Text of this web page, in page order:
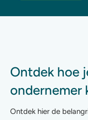
Ontdek hoe
ondernemer
Ontdek hier de